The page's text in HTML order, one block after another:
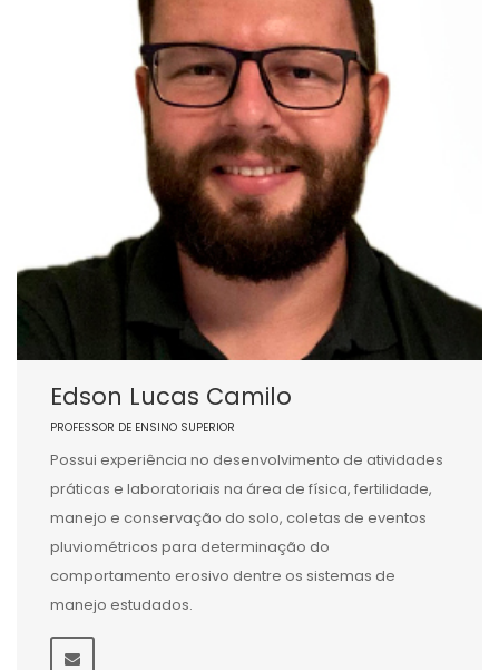
Edson Lucas Camilo
PROFESSOR DE ENSINO SUPERIOR
Possui experiência no desenvolvimento de atividades
práticas e laboratoriais na área de física, fertilidade,
manejo e conservação do solo, coletas de eventos
pluviométricos para determinação do
comportamento erosivo dentre os sistemas de
manejo estudados.